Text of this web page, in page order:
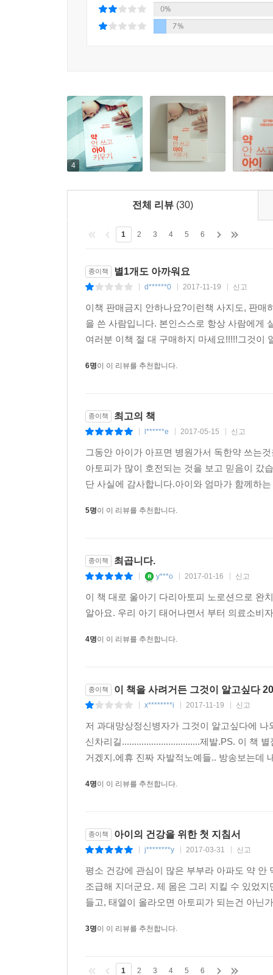
0%
7%
4
전체 리뷰 (30)
1 2 3 4 5 6
종이책 별1개도 아까워요
d******0 2017-11-19 신고
이책 판매금지 안하나요?이런책 사지도, 판매
을 쓴 사람입니다. 본인스스로 항상 사람에게
여러분 이책 절 대 구매하지 마세요!!!!!그것이
6명이 이 리뷰를 추천합니다.
종이책 최고의 책
l******e 2017-05-15 신고
그동안 아이가 아프면 병원가서 독한약 쓰는
아토피가 많이 호전되는 것을 보고 믿음이 갔
단 사실에 감사합니다.아이와 엄마가 함께하
5명이 이 리뷰를 추천합니다.
종이책 최곱니다.
y***o 2017-01-16 신고
이 책 대로 울아기 다리아토피 노로션으로 완
알아요. 우리 아기 태어나면서 부터 의료소비
4명이 이 리뷰를 추천합니다.
종이책 이 책을 사려거든 그것이 알고싶다
x********i 2017-11-19 신고
저 과대망상정신병자가 그것이 알고싶다에
신차리길................................제발.PS. 이 책
거겠지.에휴 진짜 자발적노예들.. 방송보는데
4명이 이 리뷰를 추천합니다.
종이책 아이의 건강을 위한 첫 지침서
j********y 2017-03-31 신고
평소 건강에 관심이 많은 부부라 아파도 약
조급해 지더군요. 제 몸은 그리 지킬 수 있었
들고, 태열이 올라오면 아토피가 되는건 아닌
3명이 이 리뷰를 추천합니다.
1 2 3 4 5 6